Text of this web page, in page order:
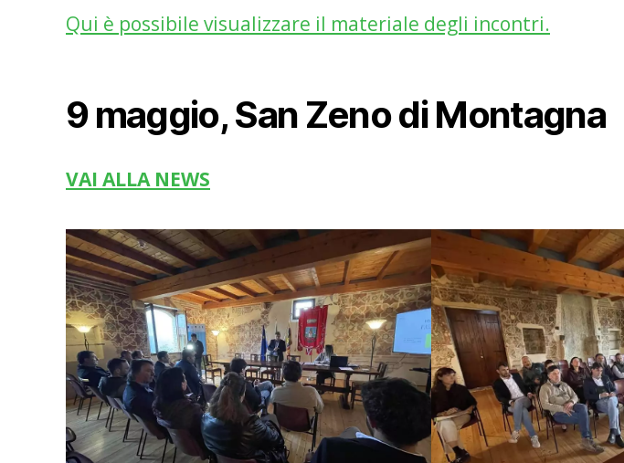
Qui è possibile visualizzare il materiale degli incontri.
9 maggio, San Zeno di Montagna
VAI ALLA NEWS